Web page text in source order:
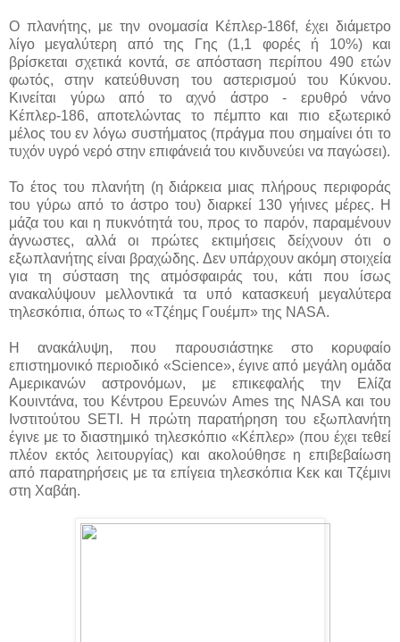
Ο πλανήτης, με την ονομασία Κέπλερ-186f, έχει διάμετρο
λίγο μεγαλύτερη από της Γης (1,1 φορές ή 10%) και
βρίσκεται σχετικά κοντά, σε απόσταση περίπου 490 ετών
φωτός, στην κατεύθυνση του αστερισμού του Κύκνου.
Κινείται γύρω από το αχνό άστρο - ερυθρό νάνο
Κέπλερ-186, αποτελώντας το πέμπτο και πιο εξωτερικό
μέλος του εν λόγω συστήματος (πράγμα που σημαίνει ότι το
τυχόν υγρό νερό στην επιφάνειά του κινδυνεύει να παγώσει).
Το έτος του πλανήτη (η διάρκεια μιας πλήρους περιφοράς
του γύρω από το άστρο του) διαρκεί 130 γήινες μέρες. Η
μάζα του και η πυκνότητά του, προς το παρόν, παραμένουν
άγνωστες, αλλά οι πρώτες εκτιμήσεις δείχνουν ότι ο
εξωπλανήτης είναι βραχώδης. Δεν υπάρχουν ακόμη στοιχεία
για τη σύσταση της ατμόσφαιράς του, κάτι που ίσως
ανακαλύψουν μελλοντικά τα υπό κατασκευή μεγαλύτερα
τηλεσκόπια, όπως το «Τζέημς Γουέμπ» της NASA.
Η ανακάλυψη, που παρουσιάστηκε στο κορυφαίο
επιστημονικό περιοδικό «Science», έγινε από μεγάλη ομάδα
Αμερικανών αστρονόμων, με επικεφαλής την Ελίζα
Κουιντάνα, του Κέντρου Ερευνών Ames της NASΑ και του
Ινστιτούτου SETI. H πρώτη παρατήρηση του εξωπλανήτη
έγινε με το διαστημικό τηλεσκόπιο «Κέπλερ» (που έχει τεθεί
πλέον εκτός λειτουργίας) και ακολούθησε η επιβεβαίωση
από παρατηρήσεις με τα επίγεια τηλεσκόπια Κεκ και Τζέμινι
στη Χαβάη.